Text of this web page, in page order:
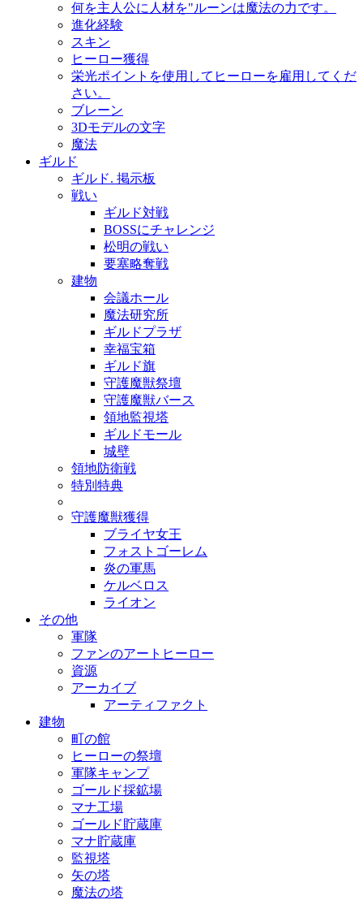
何を主人公に人材を"ルーンは魔法の力です。
進化経験
スキン
ヒーロー獲得
栄光ポイントを使用してヒーローを雇用してくだ
さい。
ブレーン
3Dモデルの文字
魔法
ギルド
ギルド. 掲示板
戦い
ギルド対戦
BOSSにチャレンジ
松明の戦い
要塞略奪戦
建物
会議ホール
魔法研究所
ギルドプラザ
幸福宝箱
ギルド旗
守護魔獣祭壇
守護魔獣バース
領地監視塔
ギルドモール
城壁
領地防衛戦
特別特典
守護魔獣獲得
ブライヤ女王
フォストゴーレム
炎の軍馬
ケルベロス
ライオン
その他
軍隊
ファンのアートヒーロー
資源
アーカイブ
アーティファクト
建物
町の館
ヒーローの祭壇
軍隊キャンプ
ゴールド採鉱場
マナ工場
ゴールド貯蔵庫
マナ貯蔵庫
監視塔
矢の塔
魔法の塔